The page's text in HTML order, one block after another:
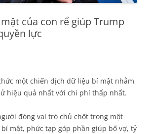
của con rể giúp Trump
lực
một chiến dịch dữ liệu bí mật nhằm
hiệu quả nhất với chi phí thấp nhất.
đóng vai trò chủ chốt trong một
mật, phức tạp góp phần giúp bố vợ, tỷ